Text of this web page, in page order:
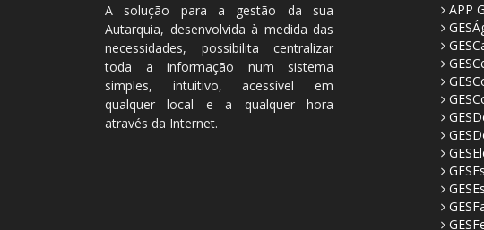
A solução para a gestão da sua
Autarquia, desenvolvida à medida das
necessidades, possibilita centralizar
toda a informação num sistema
simples, intuitivo, acessível em
qualquer local e a qualquer hora
através da Internet.
APP